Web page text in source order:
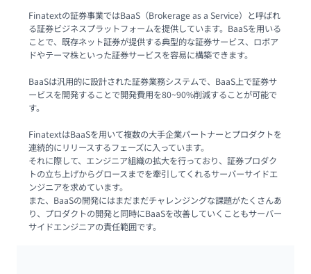
Finatextの証券事業ではBaaS（Brokerage as a Service）と呼ばれ
る証券ビジネスプラットフォームを提供しています。BaaSを用いる
ことで、既存ネット証券が提供する典型的な証券サービス、ロボア
ドやテーマ株といった証券サービスを容易に構築できます。
BaaSは汎用的に設計された証券業務システムで、BaaS上で証券サ
ービスを開発することで開発費用を80~90%削減することが可能で
す。
FinatextはBaaSを用いて複数の大手企業パートナーとプロダクトを
連続的にリリースするフェーズに入っています。
それに際して、エンジニア組織の拡大を行っており、証券プロダク
トの立ち上げからグロースまでを牽引してくれるサーバーサイドエ
ンジニアを求めています。
また、BaaSの開発にはまだまだチャレンジングな課題がたくさんあ
り、プロダクトの開発と同時にBaaSを改善していくこともサーバー
サイドエンジニアの責任範囲です。